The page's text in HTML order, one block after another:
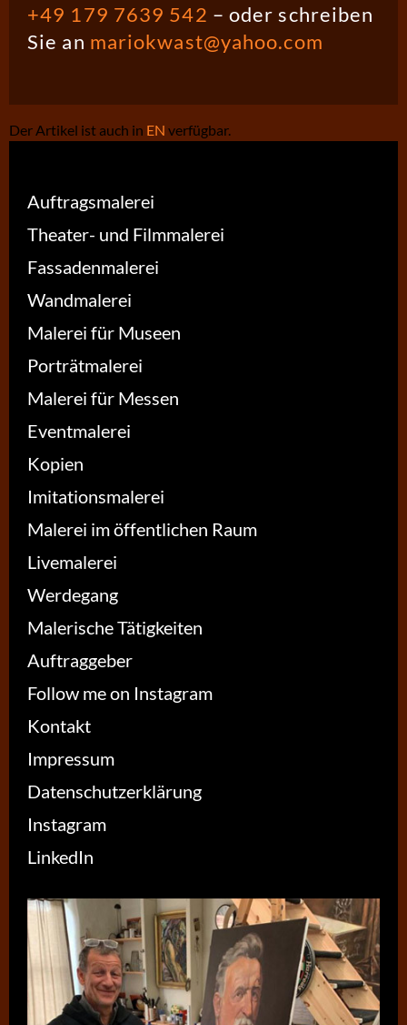
+49 179 7639 542 – oder schreiben
Sie an mariokwast@yahoo.com
Der Artikel ist auch in EN verfügbar.
Auftragsmalerei
Theater- und Filmmalerei
Fassadenmalerei
Wandmalerei
Malerei für Museen
Porträtmalerei
Malerei für Messen
Eventmalerei
Kopien
Imitationsmalerei
Malerei im öffentlichen Raum
Livemalerei
Werdegang
Malerische Tätigkeiten
Auftraggeber
Follow me on Instagram
Kontakt
Impressum
Datenschutzerklärung
Instagram
LinkedIn